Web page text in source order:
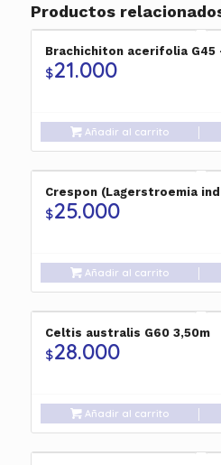
Productos
Brachichiton acerifolia G45
$21.000
Añadir al carrito
Crespon (Lagerstroemia
$25.000
Añadir al carrito
Celtis australis G60 3,50m
$28.000
Añadir al carrito